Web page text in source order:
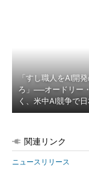
「すし職人をAI開
ろ」──オードリー
く、米中AI競争で
関連リンク
ニュースリリース